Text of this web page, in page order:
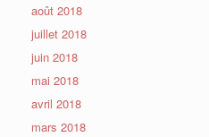
août 2018
juillet 2018
juin 2018
mai 2018
avril 2018
mars 2018